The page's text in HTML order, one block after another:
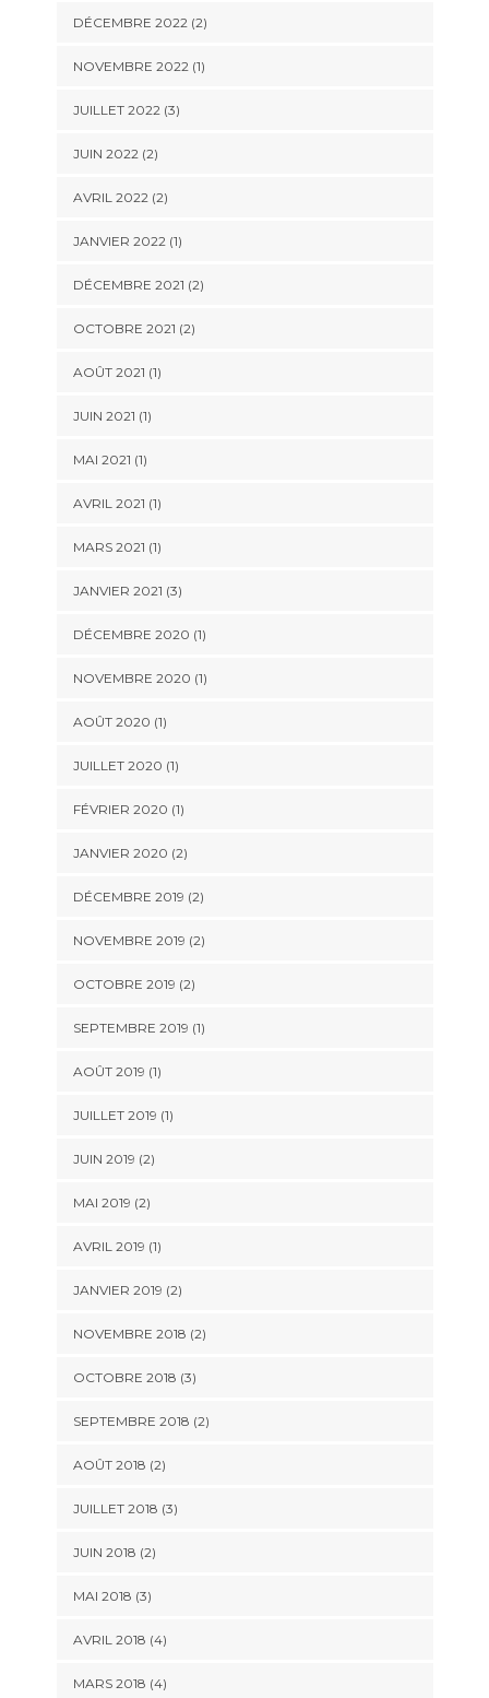
DÉCEMBRE 2022(2)
NOVEMBRE 2022(1)
JUILLET 2022(3)
JUIN 2022(2)
AVRIL 2022(2)
JANVIER 2022(1)
DÉCEMBRE 2021 (2)
OCTOBRE 2021 (2)
AOÛT 2021 (1)
JUIN 2021 (1)
MAI 2021 (1)
AVRIL 2021 (1)
MARS 2021 (1)
JANVIER 2021 (3)
DÉCEMBRE 2020 (1)
NOVEMBRE 2020 (1)
AOÛT 2020 (1)
JUILLET 2020 (1)
FÉVRIER 2020 (1)
JANVIER 2020 (2)
DÉCEMBRE 2019 (2)
NOVEMBRE 2019 (2)
OCTOBRE 2019 (2)
SEPTEMBRE 2019 (1)
AOÛT 2019 (1)
JUILLET 2019 (1)
JUIN 2019 (2)
MAI 2019 (2)
AVRIL 2019 (1)
JANVIER 2019 (2)
NOVEMBRE 2018 (2)
OCTOBRE 2018 (3)
SEPTEMBRE 2018 (2)
AOÛT 2018 (2)
JUILLET 2018 (3)
JUIN 2018 (2)
MAI 2018 (3)
AVRIL 2018 (4)
MARS 2018 (4)